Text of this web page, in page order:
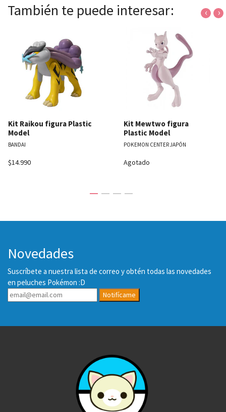
También te puede interesar:
Kit Raikou figura Plastic
Model
BANDAI
$14.990
Kit Mewtwo figura
Plastic Model
POKEMON CENTER JAPÓN
Agotado
‹ ›
Novedades
Suscríbete a nuestra lista de correo y obtén todas las novedades
en peluches Pokémon :D
Notifícame